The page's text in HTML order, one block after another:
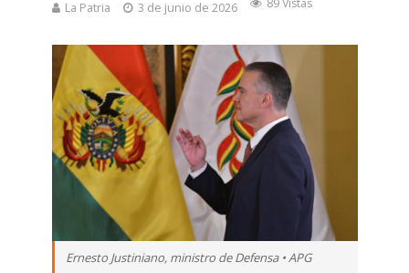
La Patria 3 de junio de 2026 89 Vistas
Ernesto Justiniano, ministro de Defensa • APG